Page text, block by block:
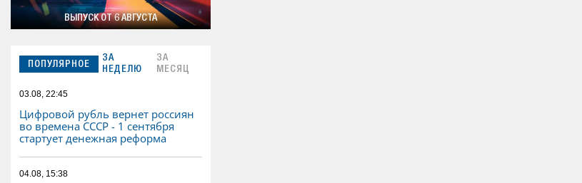
ВЫПУСК ОТ 6 АВГУСТА
ПОПУЛЯРНОЕ
ЗА
НЕДЕЛЮ
ЗА
МЕСЯЦ
03.08, 22:45
Цифровой рубль вернет россиян
во времена СССР - 1 сентября
стартует денежная реформа
04.08, 15:38